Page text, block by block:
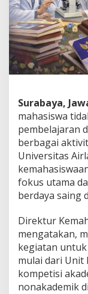
Surabaya,
mahasiswa
pembelajaran
berbagai
Universitas
fokus utama
berdaya saing
Direktur
mengatakan,
kegiatan
mulai dari Unit
kompetisi
nonakademik